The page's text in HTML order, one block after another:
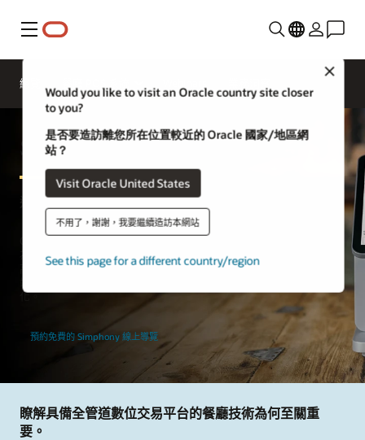
功能表
Would you like to visit an Oracle country site closer
to you?
是否要造訪離您所在位置較近的 Oracle 國家/地區網
站？
Visit Oracle United States
不用了，謝謝，我要繼續造訪本網站
See this page for a different country/region
總覽
Simphony Point of Sale
適用於餐廳的 Simphony POS
為全球眾多成功的餐飲場地提供支援，包括當地咖啡廳、具代表性的
高級餐廳、全球速食連鎖店、體育場和主題公園。藉助此全方位的雲
化。
預約免費的 Simphony 線上導覽
瞭解具備全管道數位交易平台的餐廳技術為何至關重
要。